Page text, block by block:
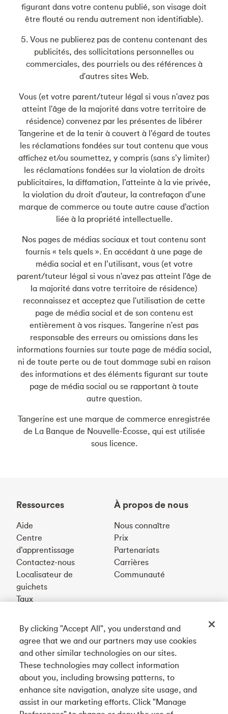
figurant dans votre contenu publié, son visage doit
être flouté ou rendu autrement non identifiable).
5. Vous ne publierez pas de contenu contenant des
publicités, des sollicitations personnelles ou
commerciales, des pourriels ou des références à
d'autres sites Web.
Vous (et votre parent/tuteur légal si vous n'avez pas
atteint l'âge de la majorité dans votre territoire de
résidence) convenez par les présentes de libérer
Tangerine et de la tenir à couvert à l’égard de toutes
les réclamations fondées sur tout contenu que vous
affichez et/ou soumettez, y compris (sans s’y limiter)
les réclamations fondées sur la violation de droits
publicitaires, la diffamation, l’atteinte à la vie privée,
la violation du droit d’auteur, la contrefaçon d’une
marque de commerce ou toute autre cause d’action
liée à la propriété intellectuelle.
Nos pages de médias sociaux et tout contenu sont
fournis « tels quels ». En accédant à une page de
média social et en l’utilisant, vous (et votre
parent/tuteur légal si vous n'avez pas atteint l'âge de
la majorité dans votre territoire de résidence)
reconnaissez et acceptez que l'utilisation de cette
page de média social et de son contenu est
entièrement à vos risques. Tangerine n'est pas
responsable des erreurs ou omissions dans les
informations fournies sur toute page de média social,
ni de toute perte ou de tout dommage subi en raison
des informations et des éléments figurant sur toute
page de média social ou se rapportant à toute
autre question.
Tangerine est une marque de commerce enregistrée
de La Banque de Nouvelle-Écosse, qui est utilisée
sous licence.
Ressources
Aide
Centre
d’apprentissage
Contactez-nous
Localisateur de
guichets
Taux
À propos de nous
Nous connaître
Prix
Partenariats
Carrières
Communauté
Téléchargez notre appli
Connectez-vous avec nous
By clicking "Accept All", you understand and
agree that we and our partners may use cookies
and other similar technologies on our sites.
These technologies may collect information
about you, including browsing patterns, to
enhance site navigation, analyze site usage, and
assist in our marketing efforts. Click "Manage